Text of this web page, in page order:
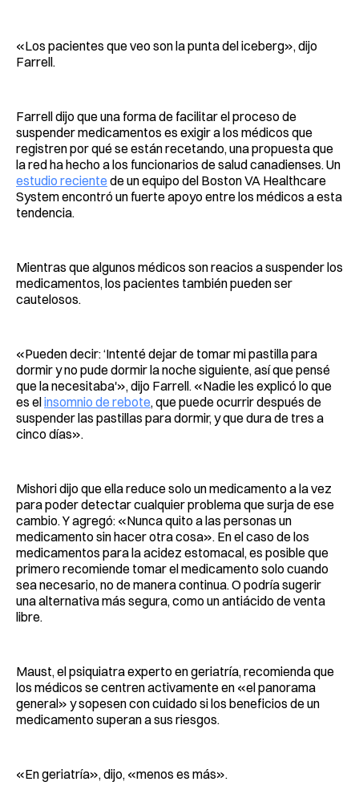
«Los pacientes que veo son la punta del iceberg», dijo
Farrell.
Farrell dijo que una forma de facilitar el proceso de
suspender medicamentos es exigir a los médicos que
registren por qué se están recetando, una propuesta que
la red ha hecho a los funcionarios de salud canadienses. Un
estudio recientede un equipo del Boston VA Healthcare
System encontró un fuerte apoyo entre los médicos a esta
tendencia.
Mientras que algunos médicos son reacios a suspender los
medicamentos, los pacientes también pueden ser
cautelosos.
«Pueden decir: ‘Intenté dejar de tomar mi pastilla para
dormir y no pude dormir la noche siguiente, así que pensé
que la necesitaba'», dijo Farrell. «Nadie les explicó lo que
es elinsomnio de rebote, que puede ocurrir después de
suspender las pastillas para dormir, y que dura de tres a
cinco días».
Mishori dijo que ella reduce solo un medicamento a la vez
para poder detectar cualquier problema que surja de ese
cambio. Y agregó: «Nunca quito a las personas un
medicamento sin hacer otra cosa». En el caso de los
medicamentos para la acidez estomacal, es posible que
primero recomiende tomar el medicamento solo cuando
sea necesario, no de manera continua. O podría sugerir
una alternativa más segura, como un antiácido de venta
libre.
Maust, el psiquiatra experto en geriatría, recomienda que
los médicos se centren activamente en «el panorama
general» y sopesen con cuidado si los beneficios de un
medicamento superan a sus riesgos.
«En geriatría», dijo, «menos es más».